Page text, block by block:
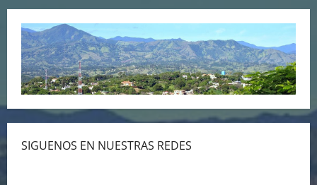
SIGUENOS EN NUESTRAS REDES